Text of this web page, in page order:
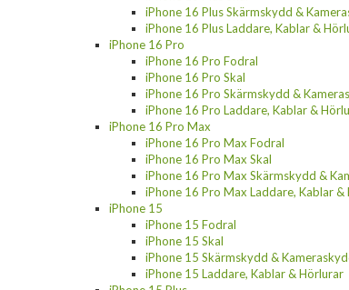
iPhone 16 Plus Skärmskydd &
iPhone 16 Plus Laddare, Kablar &
iPhone 16 Pro
iPhone 16 Pro Fodral
iPhone 16 Pro Skal
iPhone 16 Pro Skärmskydd &
iPhone 16 Pro Laddare, Kablar &
iPhone 16 Pro Max
iPhone 16 Pro Max Fodral
iPhone 16 Pro Max Skal
iPhone 16 Pro Max Skärmskydd &
iPhone 16 Pro Max Laddare, Kablar &
iPhone 15
iPhone 15 Fodral
iPhone 15 Skal
iPhone 15 Skärmskydd &
iPhone 15 Laddare, Kablar & Hörlurar